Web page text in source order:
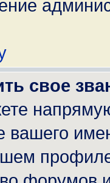
свое
вашего